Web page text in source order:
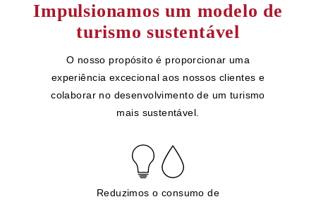
Impulsionamos um modelo de
turismo sustentável
O nosso propósito é proporcionar uma
experiência excecional aos nossos clientes e
colaborar no desenvolvimento de um turismo
mais sustentável.
Reduzimos o consumo de